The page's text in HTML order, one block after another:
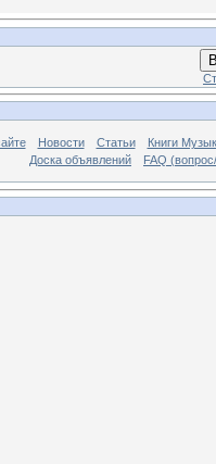
Новости Статьи
Книги
Доска объявлений
FAQ